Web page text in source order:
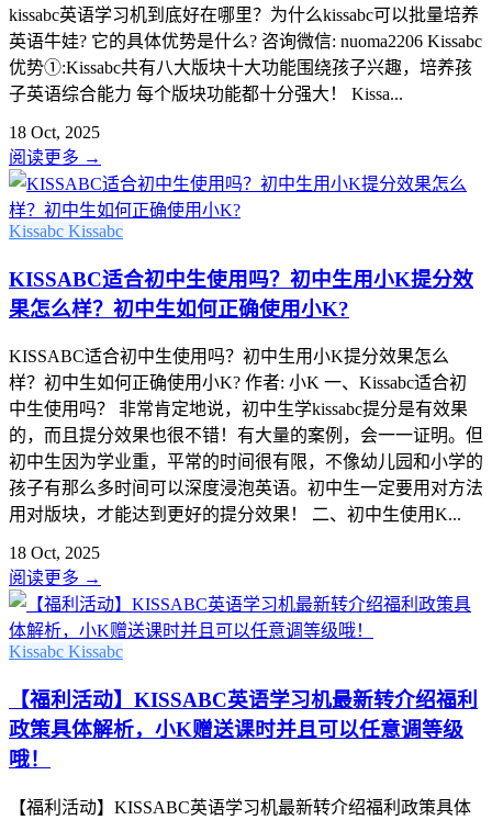
kissabc英语学习机到底好在哪里？为什么kissabc可以批量培养
英语牛娃? 它的具体优势是什么? 咨询微信: nuoma2206 Kissabc
优势①:Kissabc共有八大版块十大功能围绕孩子兴趣，培养孩
子英语综合能力 每个版块功能都十分强大！ Kissa...
18 Oct, 2025
阅读更多 →
Kissabc Kissabc
KISSABC适合初中生使用吗？初中生用小K提分效
果怎么样？初中生如何正确使用小K?
KISSABC适合初中生使用吗？初中生用小K提分效果怎么
样？初中生如何正确使用小K? 作者: 小K 一、Kissabc适合初
中生使用吗？ 非常肯定地说，初中生学kissabc提分是有效果
的，而且提分效果也很不错！有大量的案例，会一一证明。但
初中生因为学业重，平常的时间很有限，不像幼儿园和小学的
孩子有那么多时间可以深度浸泡英语。初中生一定要用对方法
用对版块，才能达到更好的提分效果！ 二、初中生使用K...
18 Oct, 2025
阅读更多 →
Kissabc Kissabc
【福利活动】KISSABC英语学习机最新转介绍福利
政策具体解析，小K赠送课时并且可以任意调等级
哦！
【福利活动】KISSABC英语学习机最新转介绍福利政策具体